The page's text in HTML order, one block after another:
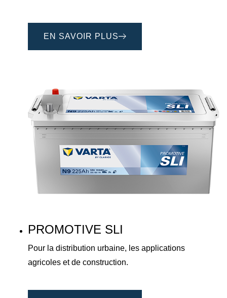
EN SAVOIR PLUS
PROMOTIVE SLI
Pour la distribution urbaine, les applications
agricoles et de construction.